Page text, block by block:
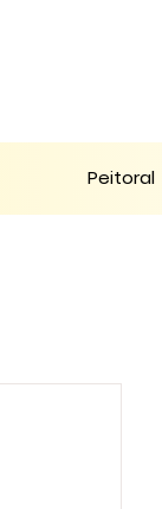
Peitoral